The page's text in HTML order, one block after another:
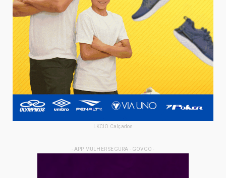
LKCIO Calçados
- APP MULHER SEGURA - GOVGO -